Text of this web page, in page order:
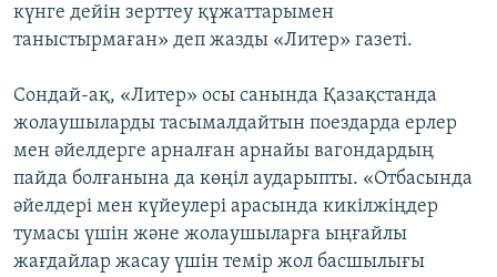
күнге дейін зерттеу құжаттарымен
таныстырмаған» деп жазды «Литер» газеті.
Сондай-ақ, «Литер» осы санында Қазақстанда
жолаушыларды тасымалдайтын поездарда ерлер
мен әйелдерге арналған арнайы вагондардың
пайда болғанына да көңіл аударыпты. «Отбасында
әйелдері мен күйеулері арасында кикілжіңдер
тумасы үшін және жолаушыларға ыңғайлы
жағдайлар жасау үшін темір жол басшылығы